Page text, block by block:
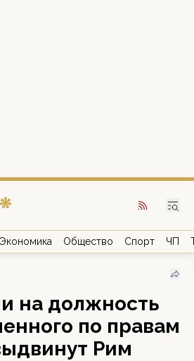
Экономика Общество Спорт ЧП
на должность
по правам
Рим